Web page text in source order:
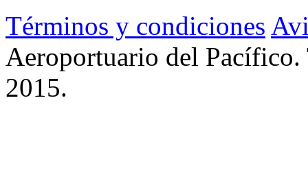
Términos y condiciones
Aeroportuario del Pacífico.
2015.